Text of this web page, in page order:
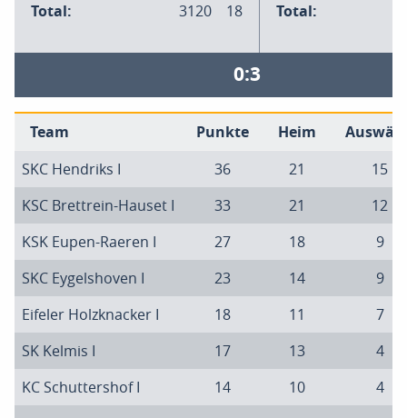
Total:
3120 18
Total:
0:3
Team Punkte Heim
SKC Hendriks I
36 21
15
KSC Brettrein-Hauset I
33 21
12
KSK Eupen-Raeren I
27 18
9
SKC Eygelshoven I
23 14
9
Eifeler Holzknacker I
18 11
7
SK Kelmis I
17 13
4
KC Schuttershof I
14 10
4